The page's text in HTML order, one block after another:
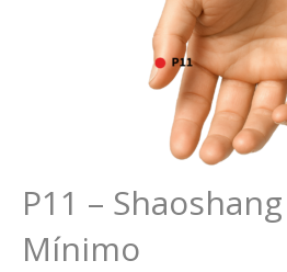
P11 –
Mínimo